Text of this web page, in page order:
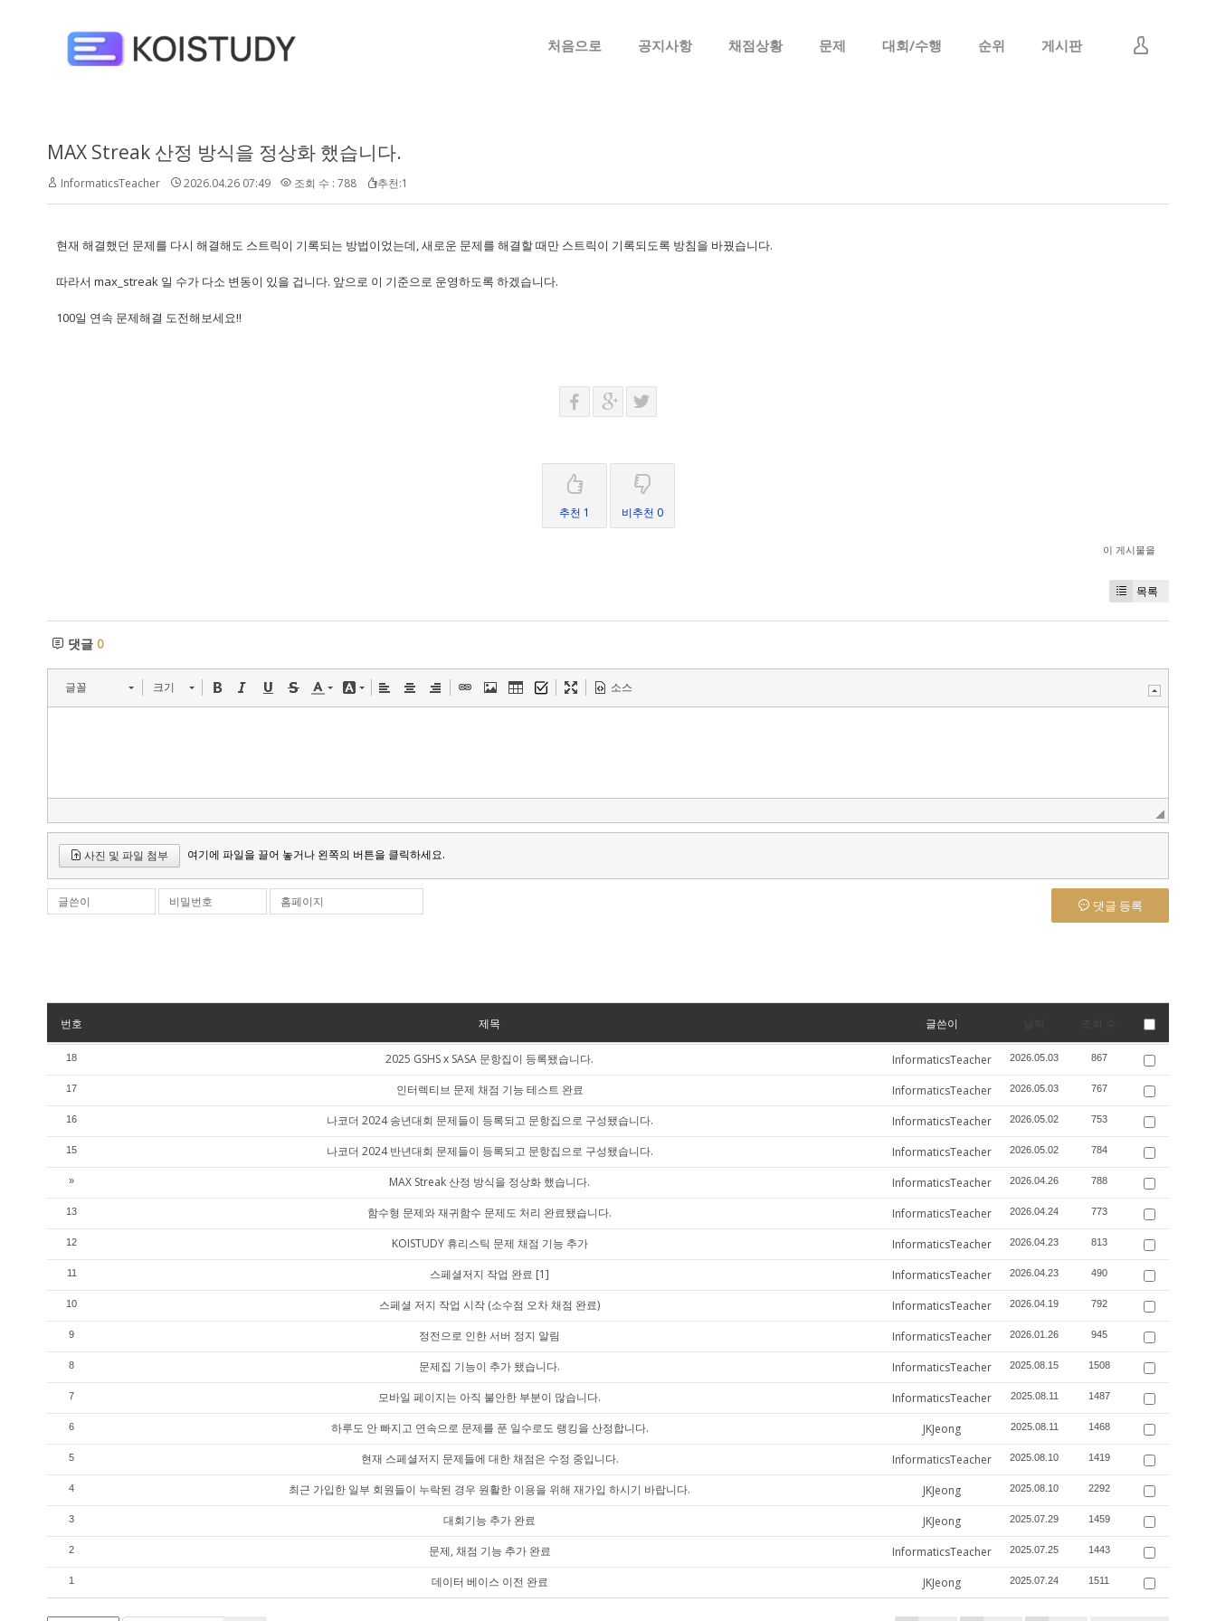
처음으로 공지사항 채점상황 문제 대회/수행 순위 게시판
MAX Streak 산정 방식을 정상화 했습니다.
InformaticsTeacher 2026.04.26 07:49 조회 수 : 788 추천:1
현재 해결했던 문제를 다시 해결해도 스트릭이 기록되는 방법이었는데, 새로운 문제를 해결할 때만 스트릭이 기록되도록 방침을 바꿨습니다.
따라서 max_streak 일 수가 다소 변동이 있을 겁니다. 앞으로 이 기준으로 운영하도록 하겠습니다.
100일 연속 문제해결 도전해보세요!!
추천 1 비추천 0
이 게시물을
목록
댓글 0
글꼴 크기 소스
사진 및 파일 첨부 여기에 파일을 끌어 놓거나 왼쪽의 버튼을 클릭하세요.
글쓴이 비밀번호 홈페이지 댓글 등록
번호 제목 글쓴이
18 2025 GSHS x SASA 문항집이 등록됐습니다. InformaticsTeacher 2026.05.03 867
17 인터렉티브 문제 채점 기능 테스트 완료 InformaticsTeacher 2026.05.03 767
16 나코더 2024 송년대회 문제들이 등록되고 문항집으로 구성됐습니다. InformaticsTeacher 2026.05.02 753
15 나코더 2024 반년대회 문제들이 등록되고 문항집으로 구성됐습니다. InformaticsTeacher 2026.05.02 784
» MAX Streak 산정 방식을 정상화 했습니다. InformaticsTeacher 2026.04.26 788
13 함수형 문제와 재귀함수 문제도 처리 완료됐습니다. InformaticsTeacher 2026.04.24 773
12 KOISTUDY 휴리스틱 문제 채점 기능 추가 InformaticsTeacher 2026.04.23 813
11 스페셜저지 작업 완료 [1] InformaticsTeacher 2026.04.23 490
10 스페셜 저지 작업 시작 (소수점 오차 채점 완료) InformaticsTeacher 2026.04.19 792
9 정전으로 인한 서버 정지 알림 InformaticsTeacher 2026.01.26 945
8 문제집 기능이 추가 됐습니다. InformaticsTeacher 2025.08.15 1508
7 모바일 페이지는 아직 불안한 부분이 많습니다. InformaticsTeacher 2025.08.11 1487
6 하루도 안 빠지고 연속으로 문제를 푼 일수로도 랭킹을 산정합니다. JKJeong 2025.08.11 1468
5 현재 스페셜저지 문제들에 대한 채점은 수정 중입니다. InformaticsTeacher 2025.08.10 1419
4 최근 가입한 일부 회원들이 누락된 경우 원활한 이용을 위해 재가입 하시기 바랍니다. JKJeong 2025.08.10 2292
3 대회기능 추가 완료 JKJeong 2025.07.29 1459
2 문제, 채점 기능 추가 완료 InformaticsTeacher 2025.07.25 1443
1 데이터 베이스 이전 완료 JKJeong 2025.07.24 1511